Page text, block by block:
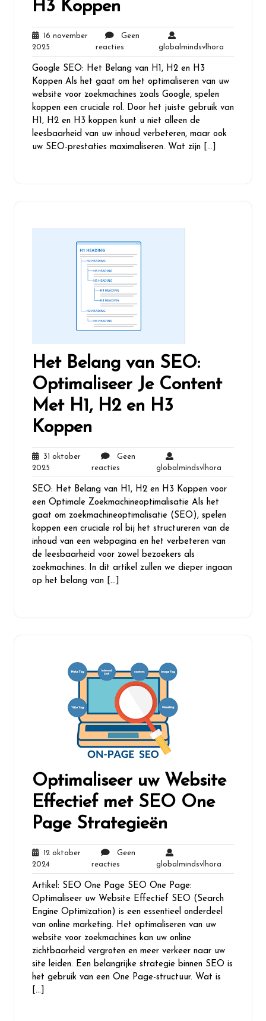
H3 Koppen
16 november
2025
november
2025
Geen
reacties
reacties
globalmindsvlhora
Google SEO: Het Belang van H1, H2 en H3
Koppen Als het gaat om het optimaliseren van uw
website voor zoekmachines zoals Google, spelen
koppen een cruciale rol. Door het juiste gebruik van
H1, H2 en H3 koppen kunt u niet alleen de
leesbaarheid van uw inhoud verbeteren, maar ook
uw SEO-prestaties maximaliseren. Wat zijn […]
Het Belang van SEO:
Optimaliseer Je Content
Met H1, H2 en H3
Koppen
31 oktober
2025
oktober
2025
Geen
reacties
reacties
globalmindsvlhora
SEO: Het Belang van H1, H2 en H3 Koppen voor
een Optimale Zoekmachineoptimalisatie Als het
gaat om zoekmachineoptimalisatie (SEO), spelen
koppen een cruciale rol bij het structureren van de
inhoud van een webpagina en het verbeteren van
de leesbaarheid voor zowel bezoekers als
zoekmachines. In dit artikel zullen we dieper ingaan
op het belang van […]
Optimaliseer uw Website
Effectief met SEO One
Page Strategieën
12 oktober
202412
oktober
2024
Geen
reacties
reacties
globalmindsvlhora
Artikel: SEO One Page SEO One Page:
Optimaliseer uw Website Effectief SEO (Search
Engine Optimization) is een essentieel onderdeel
van online marketing. Het optimaliseren van uw
website voor zoekmachines kan uw online
zichtbaarheid vergroten en meer verkeer naar uw
site leiden. Een belangrijke strategie binnen SEO is
het gebruik van een One Page-structuur. Wat is
[…]